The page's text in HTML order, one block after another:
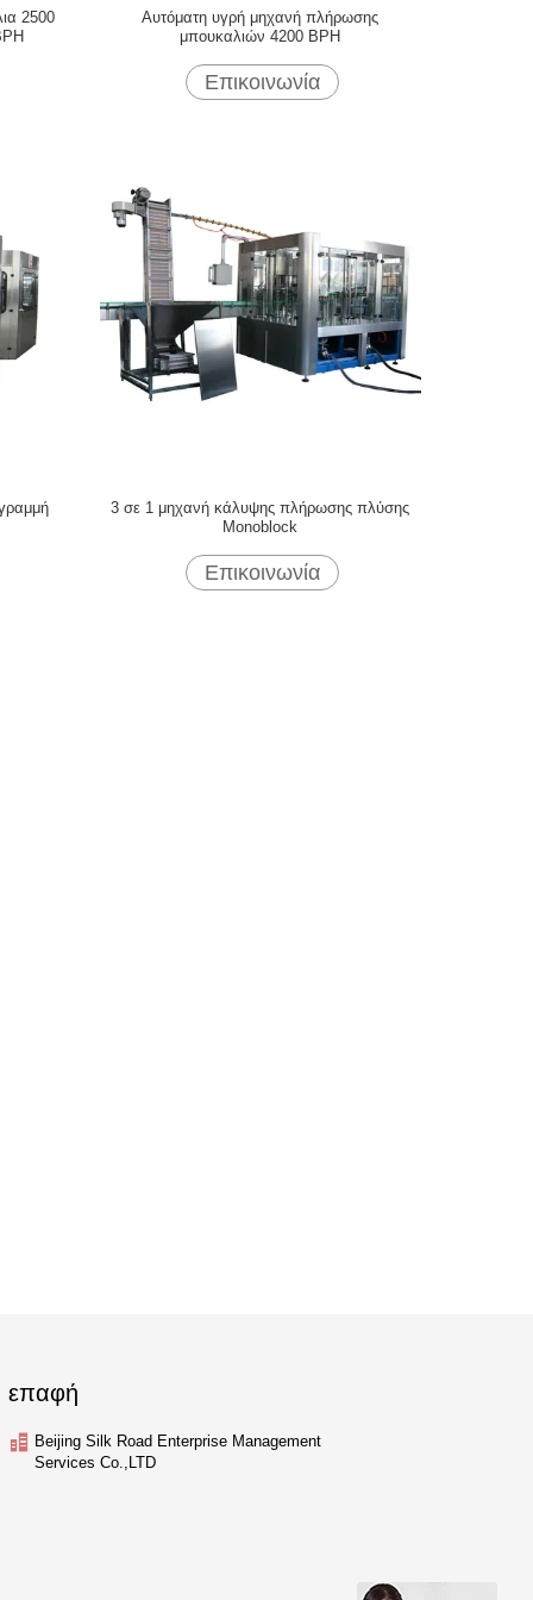
2500
Αυτόματη υγρή μηχανή πλήρωσης
μπουκαλιών 4200 BPH
Επικοινωνία
3 σε 1 μηχανή κάλυψης πλήρωσης πλύσης
Monoblock
Επικοινωνία
επαφή
Beijing Silk Road Enterprise Management
Services Co.,LTD